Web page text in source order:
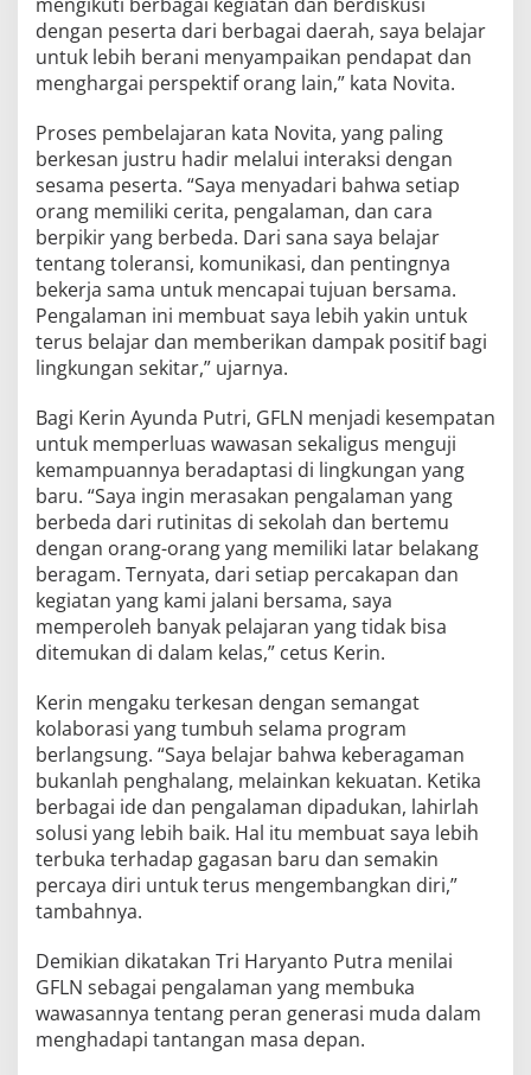
dengan peserta dari berbagai daerah, saya belajar
untuk lebih berani menyampaikan pendapat dan
menghargai perspektif orang lain,” kata Novita.
Proses pembelajaran kata Novita, yang paling
berkesan justru hadir melalui interaksi dengan
sesama peserta. “Saya menyadari bahwa setiap
orang memiliki cerita, pengalaman, dan cara
berpikir yang berbeda. Dari sana saya belajar
tentang toleransi, komunikasi, dan pentingnya
bekerja sama untuk mencapai tujuan bersama.
Pengalaman ini membuat saya lebih yakin untuk
terus belajar dan memberikan dampak positif bagi
lingkungan sekitar,” ujarnya.
Bagi Kerin Ayunda Putri, GFLN menjadi kesempatan
untuk memperluas wawasan sekaligus menguji
kemampuannya beradaptasi di lingkungan yang
baru. “Saya ingin merasakan pengalaman yang
berbeda dari rutinitas di sekolah dan bertemu
dengan orang-orang yang memiliki latar belakang
beragam. Ternyata, dari setiap percakapan dan
kegiatan yang kami jalani bersama, saya
memperoleh banyak pelajaran yang tidak bisa
ditemukan di dalam kelas,” cetus Kerin.
Kerin mengaku terkesan dengan semangat
kolaborasi yang tumbuh selama program
berlangsung. “Saya belajar bahwa keberagaman
bukanlah penghalang, melainkan kekuatan. Ketika
berbagai ide dan pengalaman dipadukan, lahirlah
solusi yang lebih baik. Hal itu membuat saya lebih
terbuka terhadap gagasan baru dan semakin
percaya diri untuk terus mengembangkan diri,”
tambahnya.
Demikian dikatakan Tri Haryanto Putra menilai
GFLN sebagai pengalaman yang membuka
wawasannya tentang peran generasi muda dalam
menghadapi tantangan masa depan.